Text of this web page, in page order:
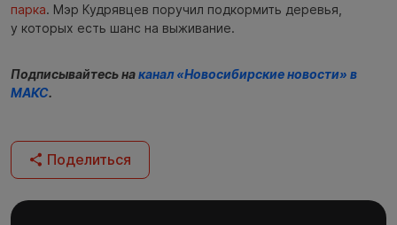
парка. Мэр Кудрявцев поручил подкормить деревья,
у которых есть шанс на выживание.
Подписывайтесь наканал «Новосибирские новости» в
МАКС.
Поделиться